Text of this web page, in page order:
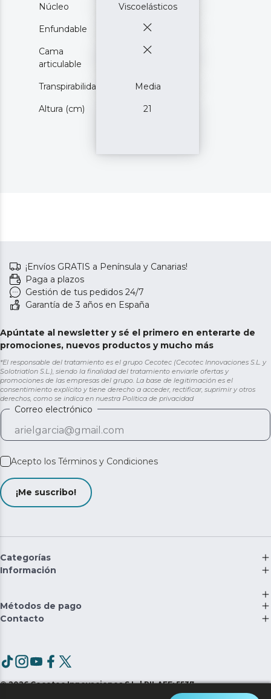
Núcleo Viscoelásticos
Enfundable
Cama
articulable
Transpirabilidad Media
Altura (cm) 21
¡Envíos GRATIS a Península y Canarias!
Paga a plazos
Gestión de tus pedidos 24/7
Garantía de 3 años en España
Apúntate al newsletter y sé el primero en enterarte de
promociones, nuevos productos y mucho más
*El responsable del tratamiento es el grupo Cecotec (Cecotec Innovaciones S.L. y
Solotriatlon S.L.), siendo la finalidad del tratamiento enviarle ofertas y
promociones de las empresas del grupo. La base de legitimación es el
consentimiento explícito y tiene derecho a acceder, rectificar, suprimir y otros
derechos, como se indica en nuestra Política de privacidad
Correo electrónico
Acepto los Términos y Condiciones
¡Me suscribo!
Categorías
Información
Métodos de pago
Contacto
©2026 Cecotec Innovaciones S.L. | RII-AEE: 5537